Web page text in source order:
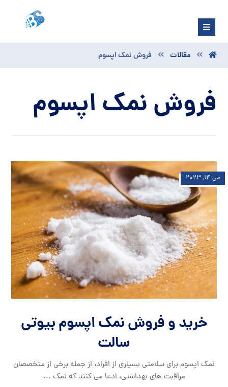
مقالات فروش نمک اپسوم
فروش نمک اپسوم
خرید و فروش نمک اپسوم بیوتی
سالت
می ۱۴, ۲۰۲۳
نمک اپسوم برای سلامتی بسیاری از افراد، از جمله برخی از متخصصان
مراقبت های بهداشتی، ادعا می کنند که نمک ...